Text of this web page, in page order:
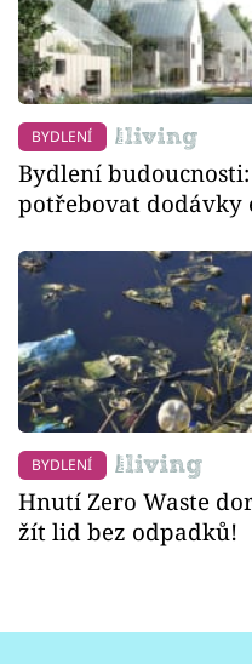
BYDLENÍ
Bydlení
potřebovat dodávky
BYDLENÍ
Hnutí Zero Waste
žít lid bez odpadků!